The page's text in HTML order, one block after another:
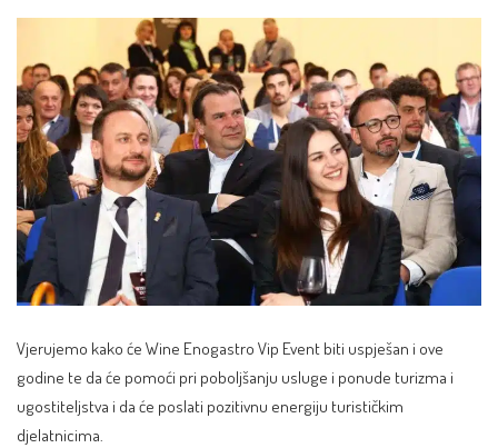
Vjerujemo kako će Wine Enogastro Vip Event biti uspješan i ove
godine te da će pomoći pri poboljšanju usluge i ponude turizma i
ugostiteljstva i da će poslati pozitivnu energiju turističkim
djelatnicima.